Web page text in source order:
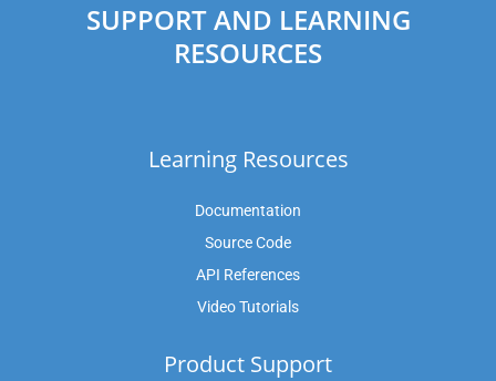
SUPPORT AND LEARNING
RESOURCES
Learning Resources
Documentation
Source Code
API References
Video Tutorials
Product Support